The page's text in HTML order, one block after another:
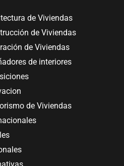
de Viviendas
de Viviendas
de Viviendas
de interiores
de Viviendas